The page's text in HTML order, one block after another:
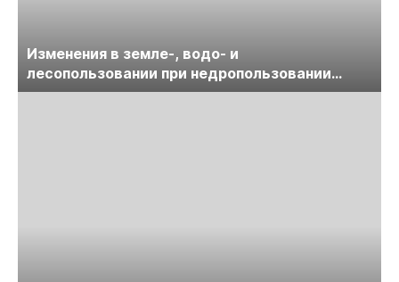
Изменения в земле-, водо- и
лесопользовании при недропользовании
обсудят на семинаре «ПравоТЭК»